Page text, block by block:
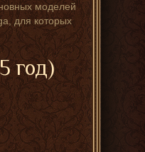
моделей
для которых
год)